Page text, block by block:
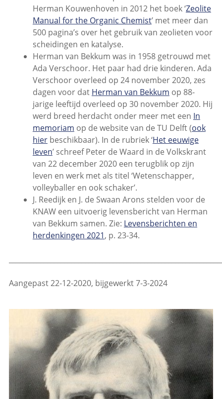
Herman Kouwenhoven in 2012 het boek ‘Zeolite
Manual for the Organic Chemist’ met meer dan
500 pagina’s over het gebruik van zeolieten voor
scheidingen en katalyse.
Herman van Bekkum was in 1958 getrouwd met
Ada Verschoor. Het paar had drie kinderen. Ada
Verschoor overleed op 24 november 2020, zes
dagen voor dat Herman van Bekkum op 88-
jarige leeftijd overleed op 30 november 2020. Hij
werd breed herdacht onder meer met een In
memoriam op de website van de TU Delft (ook
hierbeschikbaar). In de rubriek ‘Het eeuwige
leven’ schreef Peter de Waard in de Volkskrant
van 22 december 2020 een terugblik op zijn
leven en werk met als titel ‘Wetenschapper,
volleyballer en ook schaker’.
J. Reedijk en J. de Swaan Arons stelden voor de
KNAW een uitvoerig levensbericht van Herman
van Bekkum samen. Zie: Levensberichten en
herdenkingen 2021, p. 23-34.
Aangepast 22-12-2020, bijgewerkt 7-3-2024